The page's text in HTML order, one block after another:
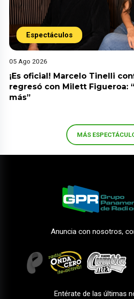
Espectáculos
05 Ago 2026
¡Es oficial! Marcelo Tinelli
regresó con Milett Figueroa:
más”
MÁS
Anuncia con nosotros,
Entérate de las últimas